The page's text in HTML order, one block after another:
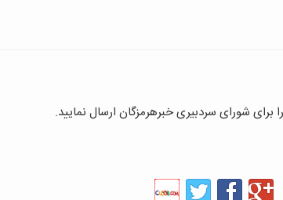
برای شورای سردبیری خبرهرمزگان ارسال نمایید.